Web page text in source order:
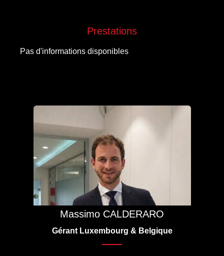
Prestations
Pas d'informations disponibles
Massimo CALDERARO
Gérant Luxembourg & Belgique